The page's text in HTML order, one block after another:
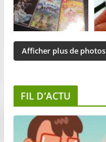
Afficher plus de photos
FIL D’ACTU